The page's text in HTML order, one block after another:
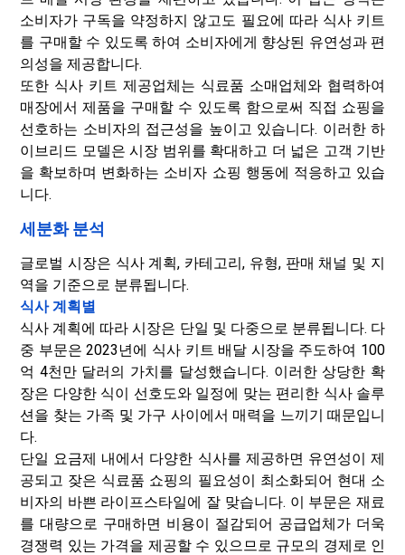
소비자가 구독을 약정하지 않고도 필요에 따라 식사 키트
를 구매할 수 있도록 하여 소비자에게 향상된 유연성과 편
의성을 제공합니다.
또한 식사 키트 제공업체는 식료품 소매업체와 협력하여
매장에서 제품을 구매할 수 있도록 함으로써 직접 쇼핑을
선호하는 소비자의 접근성을 높이고 있습니다. 이러한 하
이브리드 모델은 시장 범위를 확대하고 더 넓은 고객 기반
을 확보하며 변화하는 소비자 쇼핑 행동에 적응하고 있습
니다.
세분화 분석
글로벌 시장은 식사 계획, 카테고리, 유형, 판매 채널 및 지
역을 기준으로 분류됩니다.
식사 계획별
식사 계획에 따라 시장은 단일 및 다중으로 분류됩니다. 다
중 부문은 2023년에 식사 키트 배달 시장을 주도하여 100
억 4천만 달러의 가치를 달성했습니다. 이러한 상당한 확
장은 다양한 식이 선호도와 일정에 맞는 편리한 식사 솔루
션을 찾는 가족 및 가구 사이에서 매력을 느끼기 때문입니
다.
단일 요금제 내에서 다양한 식사를 제공하면 유연성이 제
공되고 잦은 식료품 쇼핑의 필요성이 최소화되어 현대 소
비자의 바쁜 라이프스타일에 잘 맞습니다. 이 부문은 재료
를 대량으로 구매하면 비용이 절감되어 공급업체가 더욱
경쟁력 있는 가격을 제공할 수 있으므로 규모의 경제로 인